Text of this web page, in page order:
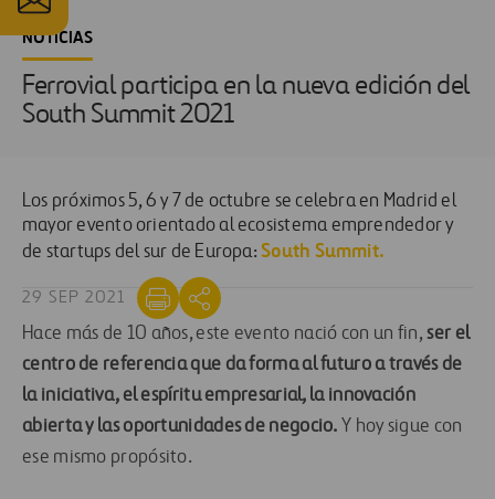
NOTICIAS
Ferrovial participa en la nueva edición del
South Summit 2021
Los próximos 5, 6 y 7 de octubre se celebra en Madrid el
mayor evento orientado al ecosistema emprendedor y
de startups del sur de Europa:South Summit.
29 SEP 2021
Hace más de 10 años, este evento nació con un fin,ser el
centro de referencia que da forma al futuro a través de
la iniciativa, el espíritu empresarial, la innovación
abierta y las oportunidades de negocio. Y hoy sigue con
ese mismo propósito.